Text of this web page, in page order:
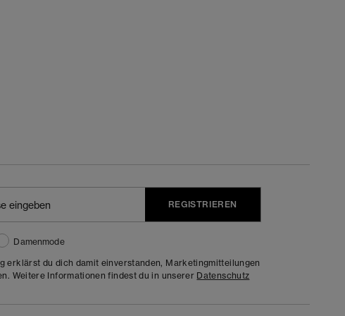
REGISTRIEREN
Damenmode
erklärst du dich damit einverstanden, Marketingmitteilungen
Weitere Informationen findest du in unserer Datenschutz